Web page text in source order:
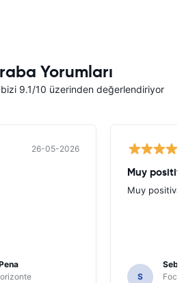
Yorumları
9.1/10 üzerinden değerlendiriyor
26-05-2026
Muy
Muy positiva
S
Foco